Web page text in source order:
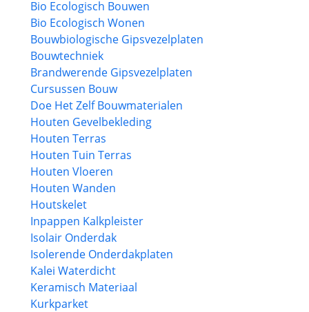
Bio Ecologisch Bouwen
Bio Ecologisch Wonen
Bouwbiologische Gipsvezelplaten
Bouwtechniek
Brandwerende Gipsvezelplaten
Cursussen Bouw
Doe Het Zelf Bouwmaterialen
Houten Gevelbekleding
Houten Terras
Houten Tuin Terras
Houten Vloeren
Houten Wanden
Houtskelet
Inpappen Kalkpleister
Isolair Onderdak
Isolerende Onderdakplaten
Kalei Waterdicht
Keramisch Materiaal
Kurkparket